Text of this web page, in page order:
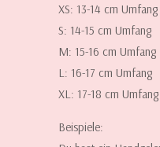
XS: 13-14 cm Umfang
S: 14-15 cm Umfang
M: 15-16 cm Umfang
L: 16-17 cm Umfang
XL: 17-18 cm Umfang
Beispiele: